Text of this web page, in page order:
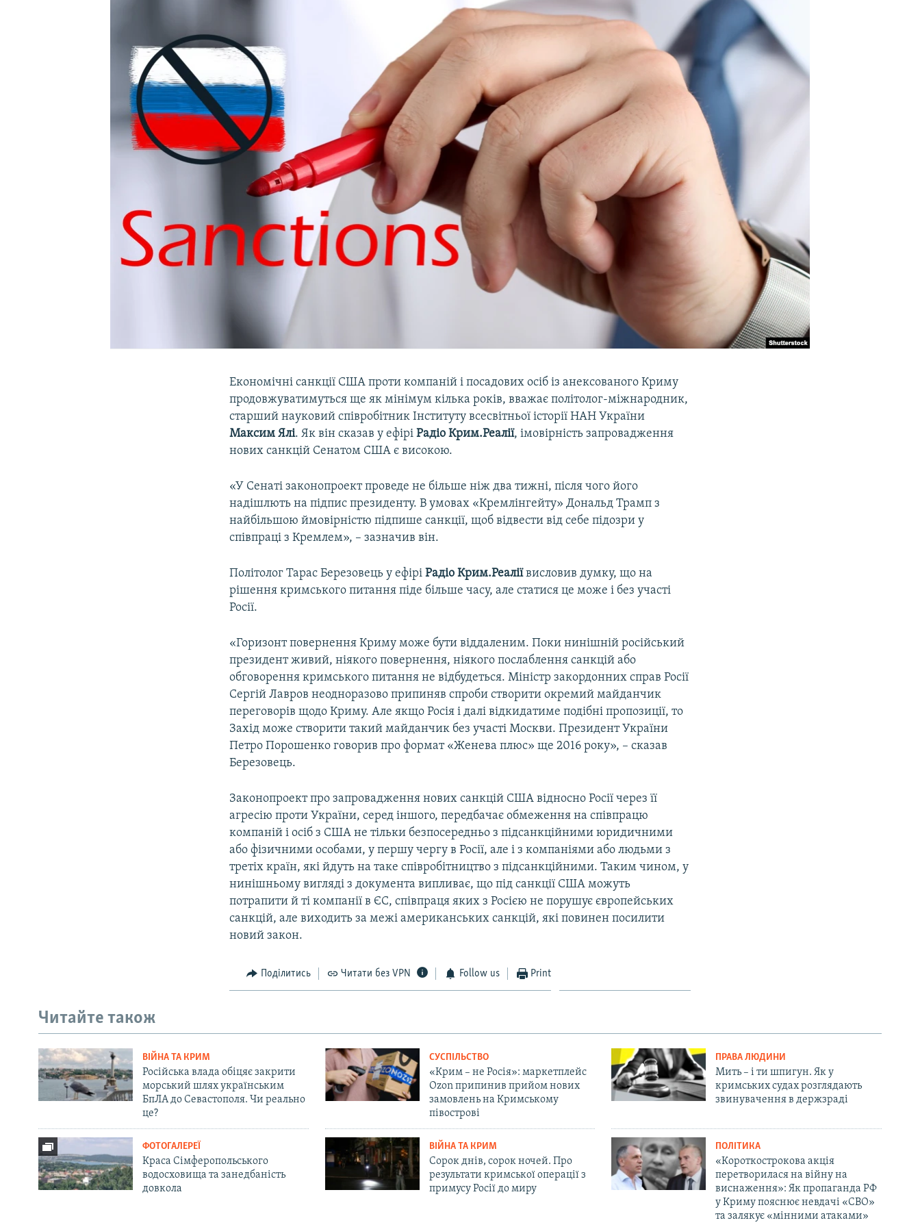
УКРАЇНСЬКА ПРОБЛЕМА КРИМУ
Економічні санкції США проти компаній і посадових осіб із анексованого Криму
продовжуватимуться ще як мінімум кілька років, вважає політолог-міжнародник,
старший науковий співробітник Інституту всесвітньої історії НАН України
Максим Ялі. Як він сказав у ефіріРадіо Крим.Реалії, імовірність запровадження
нових санкцій Сенатом США є високою.
«У Сенаті законопроект проведе не більше ніж два тижні, після чого його
надішлють на підпис президенту. В умовах «Кремлінгейту» Дональд Трамп з
найбільшою ймовірністю підпише санкції, щоб відвести від себе підозри у
співпраці з Кремлем», – зазначив він.
Політолог Тарас Березовець у ефіріРадіо Крим.Реаліївисловив думку, що на
рішення кримського питання піде більше часу, але статися це може і без участі
Росії.
«Горизонт повернення Криму може бути віддаленим. Поки нинішній російський
президент живий, ніякого повернення, ніякого послаблення санкцій або
обговорення кримського питання не відбудеться. Міністр закордонних справ Росії
Сергій Лавров неодноразово припиняв спроби створити окремий майданчик
переговорів щодо Криму. Але якщо Росія і далі відкидатиме подібні пропозиції, то
Захід може створити такий майданчик без участі Москви. Президент України
Петро Порошенко говорив про формат «Женева плюс» ще 2016 року», – сказав
Березовець.
Законопроект про запровадження нових санкцій США відносно Росії через її
агресію проти України, серед іншого, передбачає обмеження на співпрацю
компаній і осіб з США не тільки безпосередньо з підсанкційними юридичними
або фізичними особами, у першу чергу в Росії, але і з компаніями або людьми з
третіх країн, які йдуть на таке співробітництво з підсанкційними. Таким чином, у
нинішньому вигляді з документа випливає, що під санкції США можуть
потрапити й ті компанії в ЄС, співпраця яких з Росією не порушує європейських
санкцій, але виходить за межі американських санкцій, які повинен посилити
новий закон.
Поділитись Читати без VPN Follow us Print
Читайте також
ВІЙНА ТА КРИМ
Російська влада обіцяє закрити
морський шлях українським
БпЛА до Севастополя. Чи реально
це?
СУСПІЛЬСТВО
«Крим – не Росія»: маркетплейс
Ozon припинив прийом нових
замовлень на Кримському
півострові
ПРАВА ЛЮДИНИ
Мить – і ти шпигун. Як у
кримських судах розглядають
звинувачення в держзраді
ФОТОГАЛЕРЕЇ
Краса Сімферопольського
водосховища та занедбаність
довкола
ВІЙНА ТА КРИМ
Сорок днів, сорок ночей. Про
результати кримської операції з
примусу Росії до миру
ПОЛІТИКА
«Короткострокова акція
перетворилася на війну на
виснаження»: Як пропаганда РФ
у Криму пояснює невдачі «СВО»
та залякує «мінними атаками»